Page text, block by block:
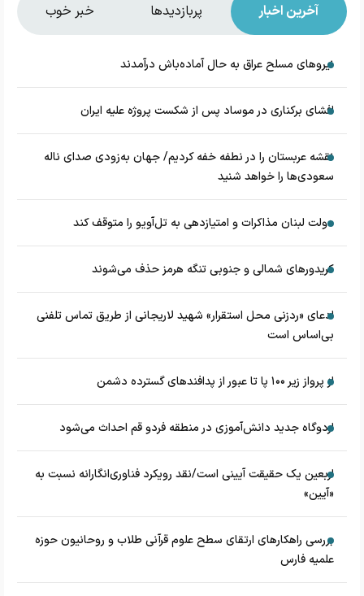
آخرین اخبار پربازدیدها خبر خوب
نیروهای مسلح عراق به حال آماده‌باش درآمدند
افشای برکناری در موساد پس از شکست پروژه علیه ایران
نقشه عربستان را در نطفه خفه کردیم/ جهان به‌زودی صدای ناله
سعودی‌ها را خواهد شنید
دولت لبنان مذاکرات و امتیازدهی به تل‌آویو را متوقف کند
کریدورهای شمالی و جنوبی تنگه هرمز حذف می‌شوند
ادعای «ردزنی محل استقرار» شهید لاریجانی از طریق تماس تلفنی
بی‌اساس است
از پرواز زیر ۱۰۰ پا تا عبور از پدافند‌های گسترده دشمن
اردوگاه جدید دانش‌آموزی در منطقه فردو قم احداث می‌شود
اربعین یک حقیقت آیینی است/نقد رویکرد فناوری‌انگارانه نسبت به
«آیین»
بررسی راهکارهای ارتقای سطح علوم قرآنی طلاب و روحانیون حوزه
علمیه فارس